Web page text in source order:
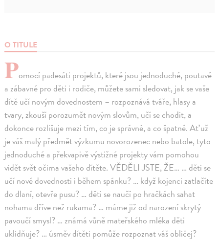
O TITULE
Pomocí padesáti projektů, které jsou jednoduché, poutavé
a zábavné pro děti i rodiče, můžete sami sledovat, jak se vaše
dítě učí novým dovednostem – rozpoznává tváře, hlasy a
tvary, zkouší porozumět novým slovům, učí se chodit, a
dokonce rozlišuje mezi tím, co je správné, a co špatné. Ať už
je váš malý předmět výzkumu novorozenec nebo batole, tyto
jednoduché a překvapivě výstižné projekty vám pomohou
vidět svět očima vašeho dítěte. VĚDĚLI JSTE, ŽE… … děti se
učí nové dovednosti i během spánku? … když kojenci zatlačíte
do dlaní, otevře pusu? … děti se naučí po hračkách sahat
nohama dříve než rukama? … máme již od narození skrytý
pavoučí smysl? … známá vůně mateřského mléka děti
uklidňuje? … úsměv dítěti pomůže rozpoznat váš obličej?